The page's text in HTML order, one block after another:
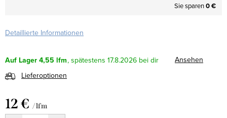
Sie sparen0 €
Detaillierte Informationen
Auf Lager 4,55 lfm 17.8.2026
Ansehen
Lieferoptionen
12 € / lfm